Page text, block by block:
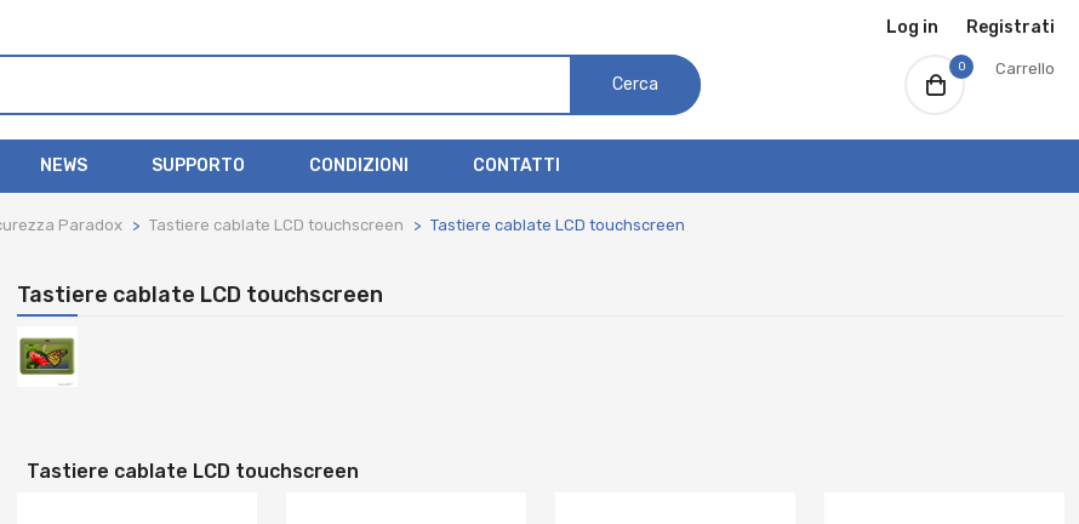
Log in Registrati
Cerca
0 Carrello
NEWS SUPPORTO CONDIZIONI CONTATTI
Paradox Tastiere cablate LCD touchscreen Tastiere cablate LCD touchscreen
Tastiere cablate LCD touchscreen
Tastiere cablate LCD touchscreen